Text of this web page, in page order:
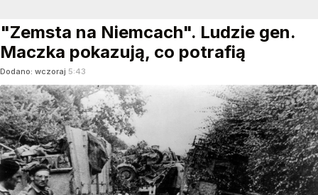
"Zemsta na Niemcach". Ludzie gen.
Maczka pokazują, co potrafią
Dodano: wczoraj 5:43